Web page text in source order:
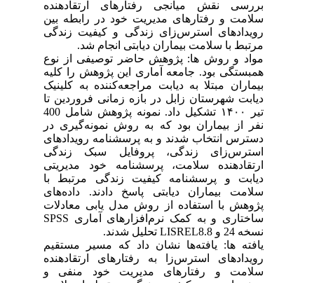
بررسی نقش میانجی رفتارهای ارتقادهنده
سلامت و رفتارهای مدیریت خود در رابطه بین
رویدادهای استرس‌زای زندگی و کیفیت زندگی
مرتبط با سلامت بیماران دیابتی انجام شد.
مواد و روش ها: پژوهش حاضر توصیفی از نوع
همبستگی بود. جامعه آماری این پژوهش را کلیه
بیماران مبتلا به دیابت مراجعه‌کننده به کلینیک
دیابت شهرستان زابل در بازه زمانی فروردین تا
تیر ۱۴۰۰ تشکیل داد. نمونه پژوهش شامل 400
نفر از بیماران بود که به روش نمونه‌گیری در
دسترس انتخاب شدند و به پرسشنامه رویدادهای
استرس‌زای زندگی، پروفایل سبک زندگی
ارتقادهنده سلامت، پرسشنامه خود مدیریتی
دیابت و پرسشنامه کیفیت زندگی مرتبط با
سلامت بیماران دیابتی پاسخ دادند. داده‌های
پژوهش با استفاده از روش مدل یابی معادلات
ساختاری و به کمک نرم‌افزارهای آماری SPSS
نسخه 24 و LISREL8.8 تحلیل شدند.
یافته ها: یافته‌ها نشان داد که مسیر مستقیم
رویدادهای استرس‌زا به رفتارهای ارتقادهنده
سلامت و رفتارهای مدیریت خود منفی و